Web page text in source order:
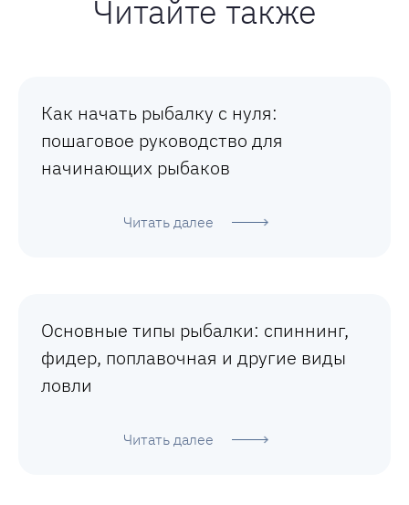
Читайте также
Как начать рыбалку с нуля:
пошаговое руководство для
начинающих рыбаков
Читать далее
Основные типы рыбалки: спиннинг,
фидер, поплавочная и другие виды
ловли
Читать далее